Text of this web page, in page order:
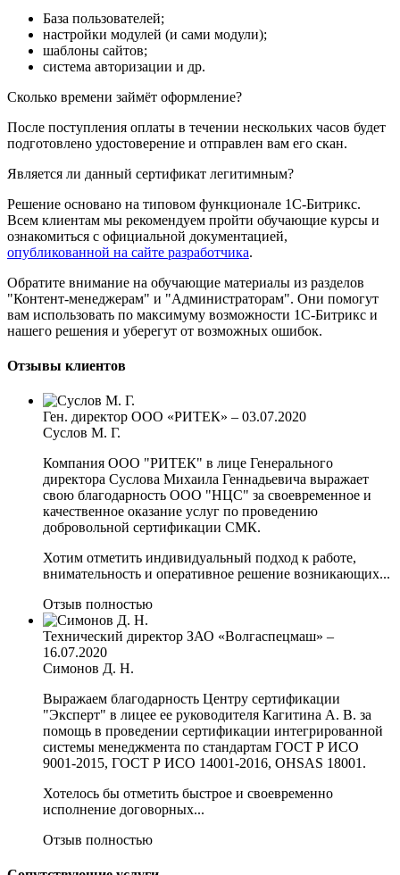
База пользователей;
настройки модулей (и сами модули);
шаблоны сайтов;
система авторизации и др.
Сколько времени займёт оформление?
После поступления оплаты в течении нескольких часов будет
подготовлено удостоверение и отправлен вам его скан.
Является ли данный сертификат легитимным?
Решение основано на типовом функционале 1С-Битрикс.
Всем клиентам мы рекомендуем пройти обучающие курсы и
ознакомиться с официальной документацией,
опубликованной на сайте разработчика.
Обратите внимание на обучающие материалы из разделов
"Контент-менеджерам" и "Администраторам". Они помогут
вам использовать по максимуму возможности 1С-Битрикс и
нашего решения и уберегут от возможных ошибок.
Отзывы клиентов
Ген. директор ООО «РИТЕК» – 03.07.2020
Суслов М. Г.
Компания ООО "РИТЕК" в лице Генерального
директора Суслова Михаила Геннадьевича выражает
свою благодарность ООО "НЦС" за своевременное и
качественное оказание услуг по проведению
добровольной сертификации СМК.
Хотим отметить индивидуальный подход к работе,
внимательность и оперативное решение возникающих...
Отзыв полностью
Технический директор ЗАО «Волгаспецмаш» –
16.07.2020
Симонов Д. Н.
Выражаем благодарность Центру сертификации
"Эксперт" в лицее ее руководителя Кагитина А. В. за
помощь в проведении сертификации интегрированной
системы менеджмента по стандартам ГОСТ Р ИСО
9001-2015, ГОСТ Р ИСО 14001-2016, OHSAS 18001.
Хотелось бы отметить быстрое и своевременно
исполнение договорных...
Отзыв полностью